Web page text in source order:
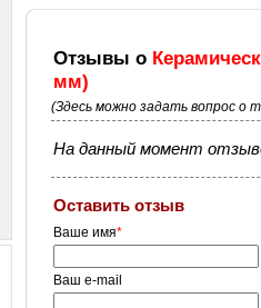
Отзывы о
мм)
(Здесь можно задать вопрос о
На данный момент
Оставить отзыв
Ваше имя*
Ваш e-mail